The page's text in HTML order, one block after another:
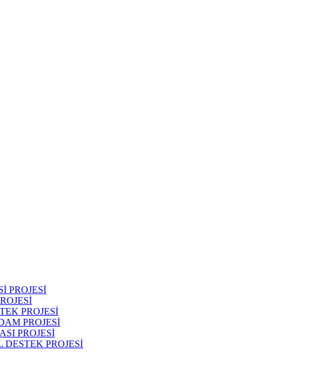
PROJESİ
PROJESİ
PROJESİ
PROJESİ
PROJESİ